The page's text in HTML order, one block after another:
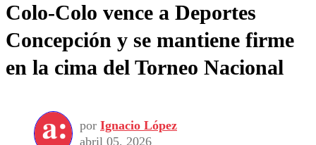
Frecuencias
Agricultura TV
Deportes
Colo Colo
Seleccion Chilena
Entretención
Economía
Publicaciones en medios
Opinión
Colo-Colo vence a Deportes
Concepción y se mantiene firme
en la cima del Torneo Nacional
por Ignacio López
abril 05, 2026